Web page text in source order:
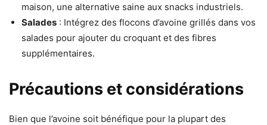
maison, une alternative saine aux snacks industriels.
Salades : Intégrez des flocons d’avoine grillés dans vos
salades pour ajouter du croquant et des fibres
supplémentaires.
Précautions et considérations
Bien que l’avoine soit bénéfique pour la plupart des